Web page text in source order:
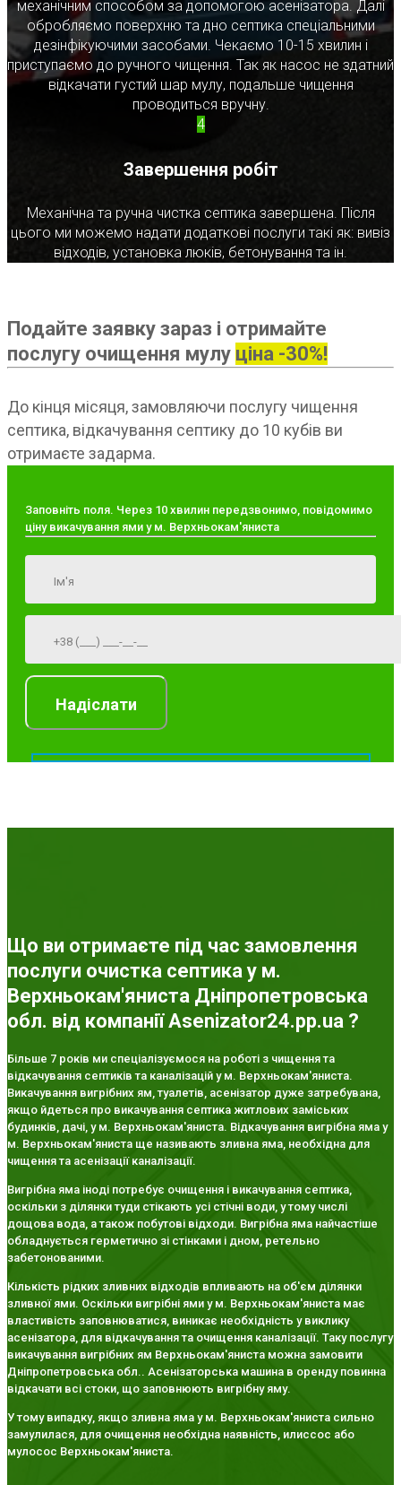
механічним способом за допомогою асенізатора. Далі
обробляємо поверхню та дно септика спеціальними
дезінфікуючими засобами. Чекаємо 10-15 хвилин і
приступаємо до ручного чищення. Так як насос не здатний
відкачати густий шар мулу, подальше чищення
проводиться вручну.
4
Завершення робіт
Механічна та ручна чистка септика завершена. Після
цього ми можемо надати додаткові послуги такі як: вивіз
відходів, установка люків, бетонування та ін.
Подайте заявку зараз і отримайте
послугу очищення мулу ціна -30%!
До кінця місяця, замовляючи послугу чищення
септика, відкачування септику до 10 кубів ви
отримаєте задарма.
Заповніть поля. Через 10 хвилин передзвонимо, повідомимо
ціну викачування ями у м. Верхньокам'яниста
Що ви отримаєте під час замовлення
послуги очистка септика у м.
Верхньокам'яниста Дніпропетровська
обл. від компанії Asenizator24.pp.ua ?
Більше 7 років ми спеціалізуємося на роботі з чищення та
відкачування септиків та каналізацій у м. Верхньокам'яниста.
Викачування вигрібних ям, туалетів, асенізатор дуже затребувана,
якщо йдеться про викачування септика житлових заміських
будинків, дачі, у м. Верхньокам'яниста. Відкачування вигрібна яма у
м. Верхньокам'яниста ще називають зливна яма, необхідна для
чищення та асенізації каналізації.
Вигрібна яма іноді потребує очищення і викачування септика,
оскільки з ділянки туди стікають усі стічні води, у тому числі
дощова вода, а також побутові відходи. Вигрібна яма найчастіше
обладнується герметично зі стінками і дном, ретельно
забетонованими.
Кількість рідких зливних відходів впливають на об'єм ділянки
зливної ями. Оскільки вигрібні ями у м. Верхньокам'яниста має
властивість заповнюватися, виникає необхідність у виклику
асенізатора, для відкачування та очищення каналізації. Таку послугу
викачування вигрібних ям Верхньокам'яниста можна замовити
Дніпропетровська обл.. Асенізаторська машина в оренду повинна
відкачати всі стоки, що заповнюють вигрібну яму.
У тому випадку, якщо зливна яма у м. Верхньокам'яниста сильно
замулилася, для очищення необхідна наявність, илиссос або
мулосос Верхньокам'яниста.